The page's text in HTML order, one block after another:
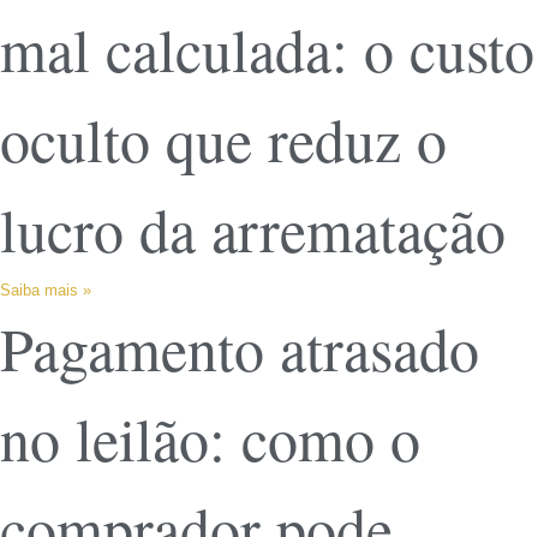
mal calculada: o custo
oculto que reduz o
lucro da arrematação
Saiba mais »
Pagamento atrasado
no leilão: como o